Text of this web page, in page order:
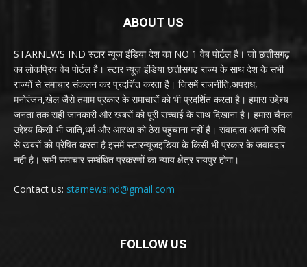
ABOUT US
STARNEWS IND स्टार न्यूज़ इंडिया देश का NO 1 वेब पोर्टल है। जो छत्तीसगढ़
का लोकप्रिय वेब पोर्टल है। स्टार न्यूज़ इंडिया छत्तीसगढ़ राज्य के साथ देश के सभी
राज्यों से समाचार संकलन कर प्रदर्शित करता है। जिसमें राजनीति,अपराध,
मनोरंजन,खेल जैसे तमाम प्रकार के समाचारों को भी प्रदर्शित करता है। हमारा उद्देश्य
जनता तक सही जानकारी और खबरों को पूरी सच्चाई के साथ दिखाना है। हमारा चैनल
उद्देश्य किसी भी जाति,धर्म और आस्था को ठेस पहुंचाना नहीं है। संवादाता अपनी रुचि
से खबरों को प्रेषित करता है इसमें स्टारन्यूजइंडिया के किसी भी प्रकार के जवाबदार
नही है। सभी समाचार सम्बंधित प्रकरणों का न्याय क्षेत्र रायपुर होगा।
Contact us: starnewsind@gmail.com
FOLLOW US